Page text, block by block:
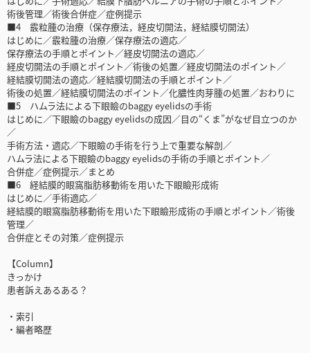
術後管理／術後合併症／症例提示
■4 霰粒腫の治療（保存療法，経皮切開法，経結膜切開法）
はじめに／霰粒腫の治療／保存療法の適応／
保存療法の手順とポイント／経皮切開法の適応／
経皮切開法の手順とポイント／術後の処置／経皮切開法のポイント／
経結膜切開法の適応／経結膜切開法の手順とポイント／
術後の処置／経結膜切開法のポイント／化膿性肉芽腫の処置／おわりに
■5 ハムラ法による下眼瞼のbaggy eyelidsの手術
はじめに／下眼瞼のbaggy eyelidsの成因／目の“くま”がなぜ目立つのか
／
手術方法・適応／下眼瞼の手術を行う上で重要な解剖／
ハムラ法による下眼瞼のbaggy eyelidsの手術の手順とポイント／
合併症／症例提示／まとめ
■6 経結膜的眼窩脂肪移動術を用いた下眼瞼形成術
はじめに／手術適応／
経結膜的眼窩脂肪移動術を用いた下眼瞼形成術の手順とポイント／術後
管理／
合併症とその対策／症例提示
【Column】
きっかけ
患者訴えあるある？
・索引
・編者略歴